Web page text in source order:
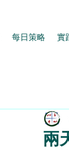
每日策略 實
兩